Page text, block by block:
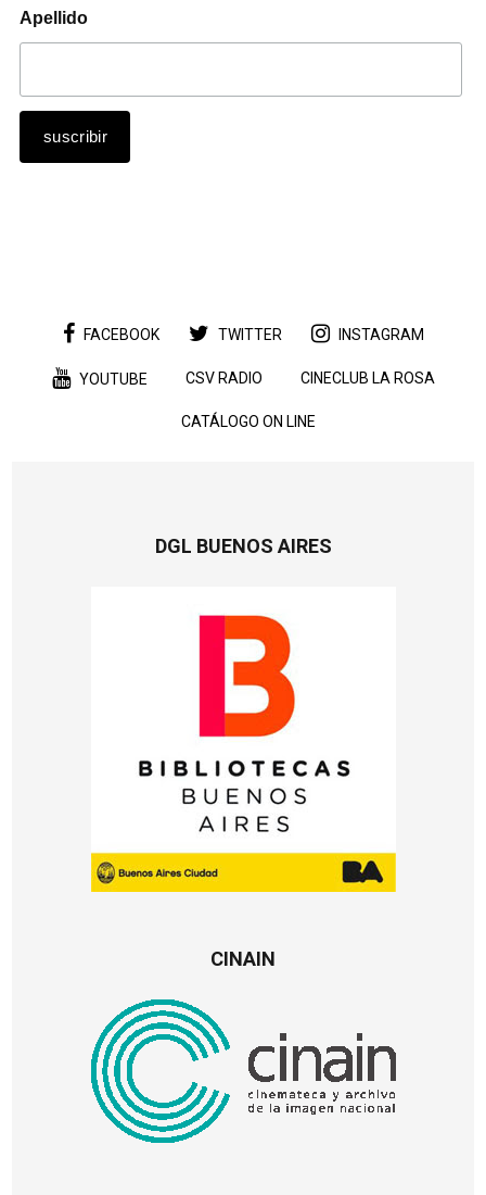
Apellido
FACEBOOK TWITTER INSTAGRAM
YOUTUBE CSV RADIO CINECLUB LA ROSA
CATÁLOGO ON LINE
DGL BUENOS AIRES
CINAIN